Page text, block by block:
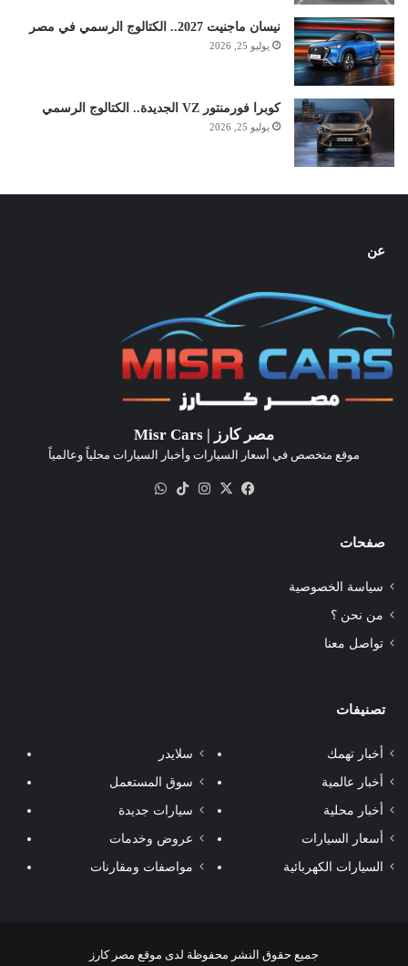
نيسان ماجنيت 2027.. الكتالوج الرسمي في مصر
يوليو 25, 2026
كوبرا فورمنتور VZ الجديدة.. الكتالوج الرسمي
يوليو 25, 2026
عن
مصر كارز | Misr Cars
موقع متخصص في أسعار السيارات وأخبار السيارات محلياً وعالمياً
فيسبوك
‫X انستقرام‫TikTok
صفحات
سياسة الخصوصية
من نحن ؟
تواصل معنا
تصنيفات
أخبار تهمك
أخبار عالمية
أخبار محلية
أسعار السيارات
السيارات الكهربائية
سلايدر
سوق المستعمل
سيارات جديدة
عروض وخدمات
مواصفات ومقارنات
جميع حقوق النشر محفوظة لدى موقع مصر كارز